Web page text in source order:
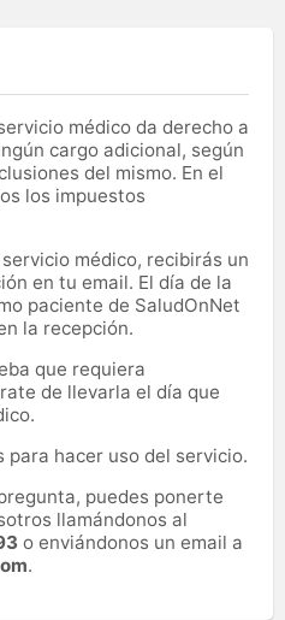
médico da derecho a
cargo adicional, según
del mismo. En el
los impuestos
médico, recibirás un
en tu email. El día de la
paciente de SaludOnNet
la recepción.
que requiera
de llevarla el día que
para hacer uso del servicio.
puedes ponerte
llamándonos al
o enviándonos un email a
.